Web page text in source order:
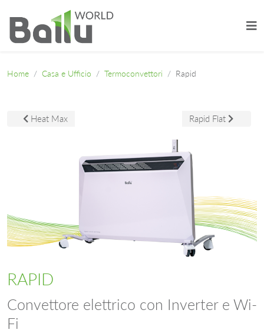
Home Casa e Ufficio Termoconvettori Rapid
Articolo precedente: Heat Max
Heat Max Articolo
Rapid Flat
RAPID
Convettore elettrico con Inverter e Wi-
Fi